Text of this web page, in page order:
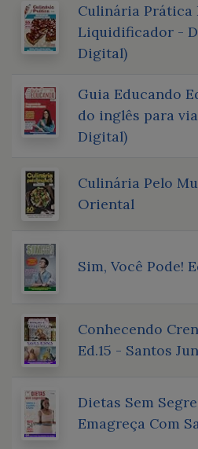
Culinária Prática
Liquidificador -
Digital)
Guia Educando
do inglês para
Digital)
Culinária Pelo
Oriental
Sim, Você Pode!
Conhecendo
Ed.15 - Santos
Dietas Sem
Emagreça Com